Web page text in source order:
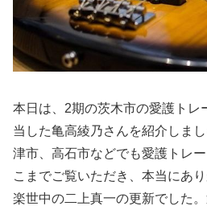
本日は、2期の茨木市の愛護トレ
当した亀高綾乃さんを紹介しま
津市、高石市などでも愛護トレ
こまでご覧いただき、本当にあ
楽世中の二上真一の更新でした